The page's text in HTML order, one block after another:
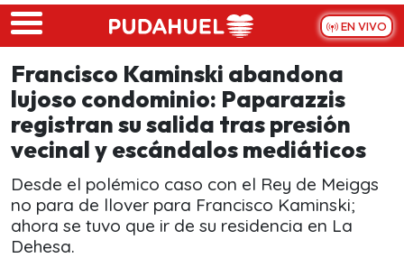
Skip to main content
EN VIVO
Francisco Kaminski abandona
lujoso condominio: Paparazzis
registran su salida tras presión
vecinal y escándalos mediáticos
Desde el polémico caso con el Rey de Meiggs
no para de llover para Francisco Kaminski;
ahora se tuvo que ir de su residencia en La
Dehesa.